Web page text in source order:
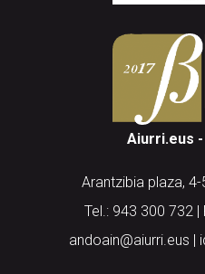
Aiurri.eus
Arantzibia plaza, 4-
Tel.: 943 300 732 |
andoain@aiurri.eus |